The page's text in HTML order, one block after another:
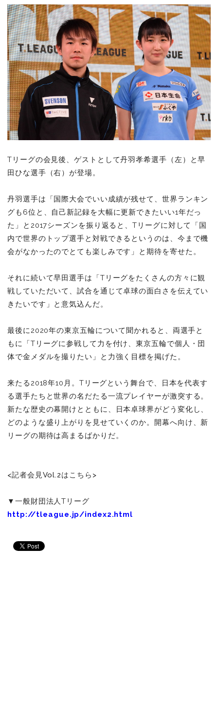
Tリーグの会見後、ゲストとして丹羽孝希選手（左）と早
田ひな選手（右）が登場。
丹羽選手は「国際大会でいい成績が残せて、世界ランキン
グも6位と、自己新記録を大幅に更新できたいい1年だっ
た」と2017シーズンを振り返ると、Tリーグに対して「国
内で世界のトップ選手と対戦できるというのは、今まで機
会がなかったのでとても楽しみです」と期待を寄せた。
それに続いて早田選手は「Tリーグをたくさんの方々に観
戦していただいて、試合を通じて卓球の面白さを伝えてい
きたいです」と意気込んだ。
最後に2020年の東京五輪について聞かれると、両選手と
もに「Tリーグに参戦して力を付け、東京五輪で個人・団
体で金メダルを撮りたい」と力強く目標を掲げた。
来たる2018年10月。Tリーグという舞台で、日本を代表す
る選手たちと世界の名だたる一流プレイヤーが激突する。
新たな歴史の幕開けとともに、日本卓球界がどう変化し、
どのような盛り上がりを見せていくのか。開幕へ向け、新
リーグの期待は高まるばかりだ。
<記者会見Vol.2はこちら>
▼一般財団法人Tリーグ
http://tleague.jp/index2.html